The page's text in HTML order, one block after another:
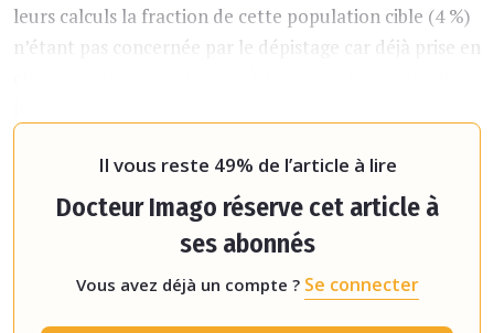
leurs calculs la fraction de cette population cible (4 %)
n’étant pas concernée par le dépistage car déjà prise en
Il vous reste 49% de l’article à lire
Docteur Imago réserve cet article à
ses abonnés
Vous avez déjà un compte ? Se connecter